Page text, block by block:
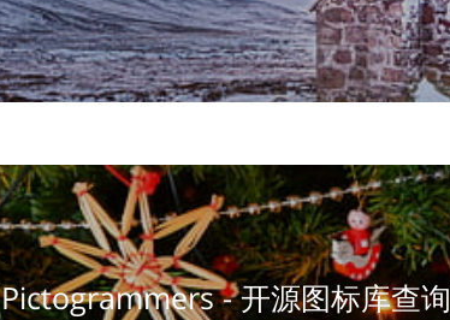
Pictogrammers - 开源图标库查询